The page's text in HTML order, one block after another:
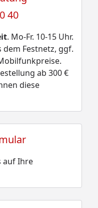
40
. Mo-Fr. 10-15 Uhr.
dem Festnetz, ggf.
ab 300 €
diese
auf Ihre